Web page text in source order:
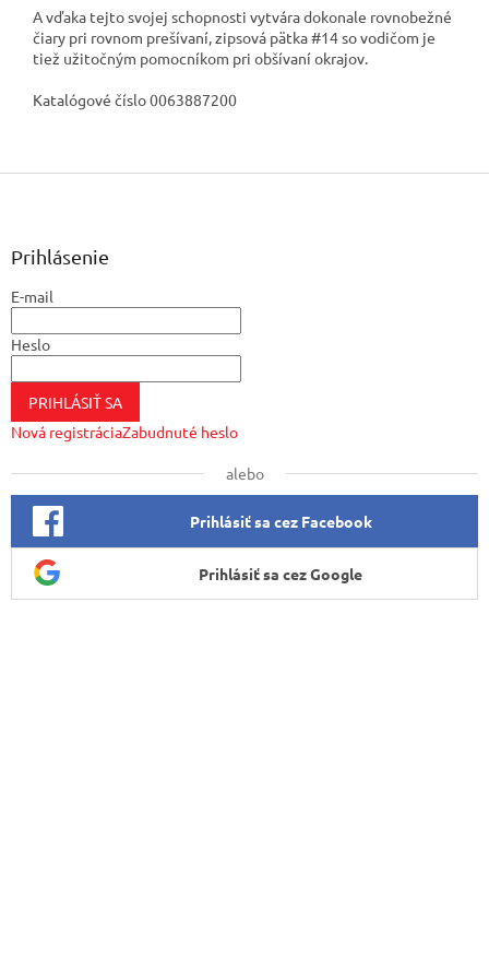
A vďaka tejto svojej schopnosti vytvára dokonale rovnobežné
čiary pri rovnom prešívaní, zipsová pätka #14 so vodičom je
tiež užitočným pomocníkom pri obšívaní okrajov.
Katalógové číslo 0063887200
Z
Prihlásenie
E-mail
Heslo
PRIHLÁSIŤ SA
Nová registráciaZabudnuté heslo
alebo
Prihlásiť sa cez Facebook
Prihlásiť sa cez Google